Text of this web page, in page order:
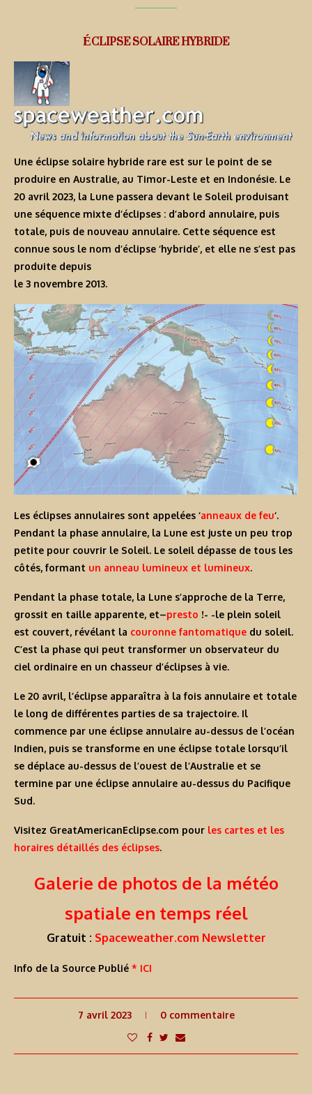
ÉCLIPSE SOLAIRE HYBRIDE
Une éclipse solaire hybride rare est sur le point de se
produire en Australie, au Timor-Leste et en Indonésie. Le
20 avril 2023, la Lune passera devant le Soleil produisant
une séquence mixte d’éclipses : d’abord annulaire, puis
totale, puis de nouveau annulaire. Cette séquence est
connue sous le nom d’éclipse ‘hybride’, et elle ne s’est pas
produite depuis
le 3 novembre 2013.
Les éclipses annulaires sont appelées ‘anneaux de feu‘.
Pendant la phase annulaire, la Lune est juste un peu trop
petite pour couvrir le Soleil. Le soleil dépasse de tous les
côtés, formant un anneau lumineux et lumineux.
Pendant la phase totale, la Lune s’approche de la Terre,
grossit en taille apparente, et–presto !- -le plein soleil
est couvert, révélant la couronne fantomatique du soleil.
C’est la phase qui peut transformer un observateur du
ciel ordinaire en un chasseur d’éclipses à vie.
Le 20 avril, l’éclipse apparaîtra à la fois annulaire et totale
le long de différentes parties de sa trajectoire. Il
commence par une éclipse annulaire au-dessus de l’océan
Indien, puis se transforme en une éclipse totale lorsqu’il
se déplace au-dessus de l’ouest de l’Australie et se
termine par une éclipse annulaire au-dessus du Pacifique
Sud.
Visitez GreatAmericanEclipse.com pour les cartes et les
horaires détaillés des éclipses.
Galerie de photos de la météo
spatiale en temps réel
Gratuit : Spaceweather.com Newsletter
Info de la Source Publié * ICI
7 avril 2023 0 commentaire